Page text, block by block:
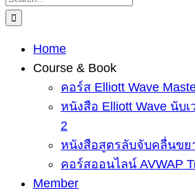
for:
Home
Course & Book
คอร์ส Elliott Wave
หนังสือ Elliott Wave นับ
2
หนังสือสูตรลับจับคลื่นขย
คอร์สออนไลน์ AVWAP
Member